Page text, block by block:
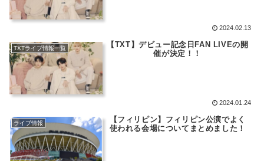
2024.02.13
TXTライブ情報一覧
【TXT】デビュー記念日FAN LIVEの開
催が決定！！
2024.01.24
ライブ情報
【フィリピン】フィリピン公演でよく
使われる会場についてまとめました！